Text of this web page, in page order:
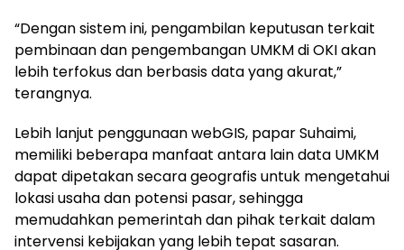
“Dengan sistem ini, pengambilan keputusan terkait
pembinaan dan pengembangan UMKM di OKI akan
lebih terfokus dan berbasis data yang akurat,”
terangnya.
Lebih lanjut penggunaan webGIS, papar Suhaimi,
memiliki beberapa manfaat antara lain data UMKM
dapat dipetakan secara geografis untuk mengetahui
lokasi usaha dan potensi pasar, sehingga
memudahkan pemerintah dan pihak terkait dalam
intervensi kebijakan yang lebih tepat sasaran.